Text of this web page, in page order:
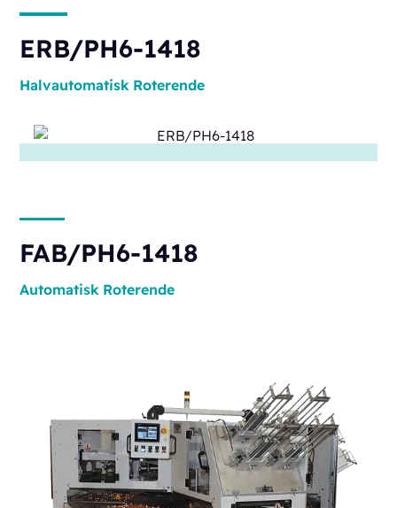
ERB/PH6-1418
Halvautomatisk Roterende
FAB/PH6-1418
Automatisk Roterende